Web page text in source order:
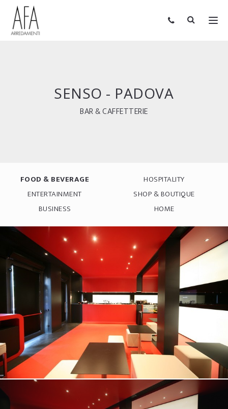
SENSO - PADOVA
BAR & CAFFETTERIE
FOOD & BEVERAGE
HOSPITALITY
ENTERTAINMENT
SHOP & BOUTIQUE
BUSINESS
HOME